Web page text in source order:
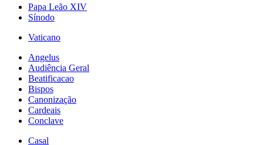
Papa Leão XIV
Sínodo
Vaticano
Angelus
Audiência Geral
Beatificacao
Bispos
Canonização
Cardeais
Conclave
Casal